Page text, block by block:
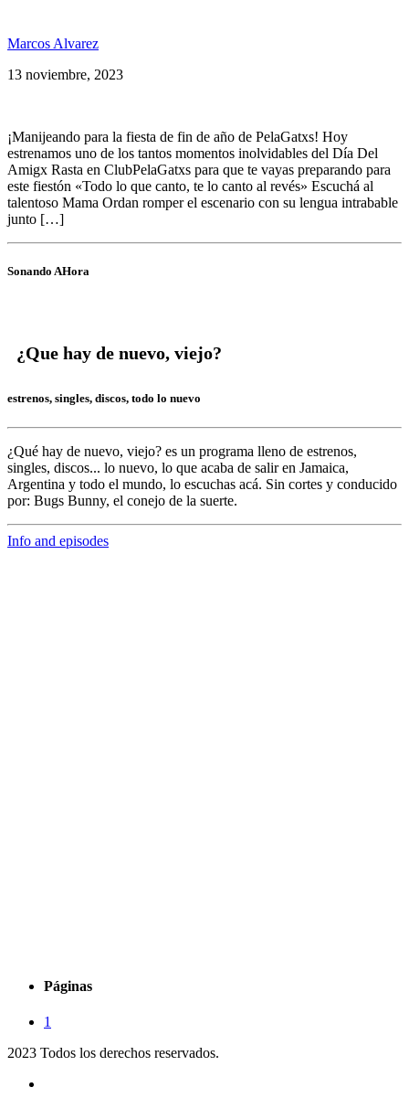
Marcos Alvarez
13 noviembre, 2023
¡Manijeando para la fiesta de fin de año de PelaGatxs! Hoy
estrenamos uno de los tantos momentos inolvidables del Día Del
Amigx Rasta en ClubPelaGatxs para que te vayas preparando para
este fiestón «Todo lo que canto, te lo canto al revés» Escuchá al
talentoso Mama Ordan romper el escenario con su lengua intrabable
junto […]
Sonando AHora
¿Que hay de nuevo, viejo?
estrenos, singles, discos, todo lo nuevo
¿Qué hay de nuevo, viejo? es un programa lleno de estrenos,
singles, discos... lo nuevo, lo que acaba de salir en Jamaica,
Argentina y todo el mundo, lo escuchas acá. Sin cortes y conducido
por: Bugs Bunny, el conejo de la suerte.
Info and episodes
Páginas
1
2023 Todos los derechos reservados.